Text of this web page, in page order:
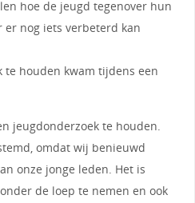
hoe de jeugd tegenover hun
nog iets verbeterd kan
te houden kwam tijdens een
jeugdonderzoek te houden.
omdat wij benieuwd
onze jonge leden. Het is
de loep te nemen en ook